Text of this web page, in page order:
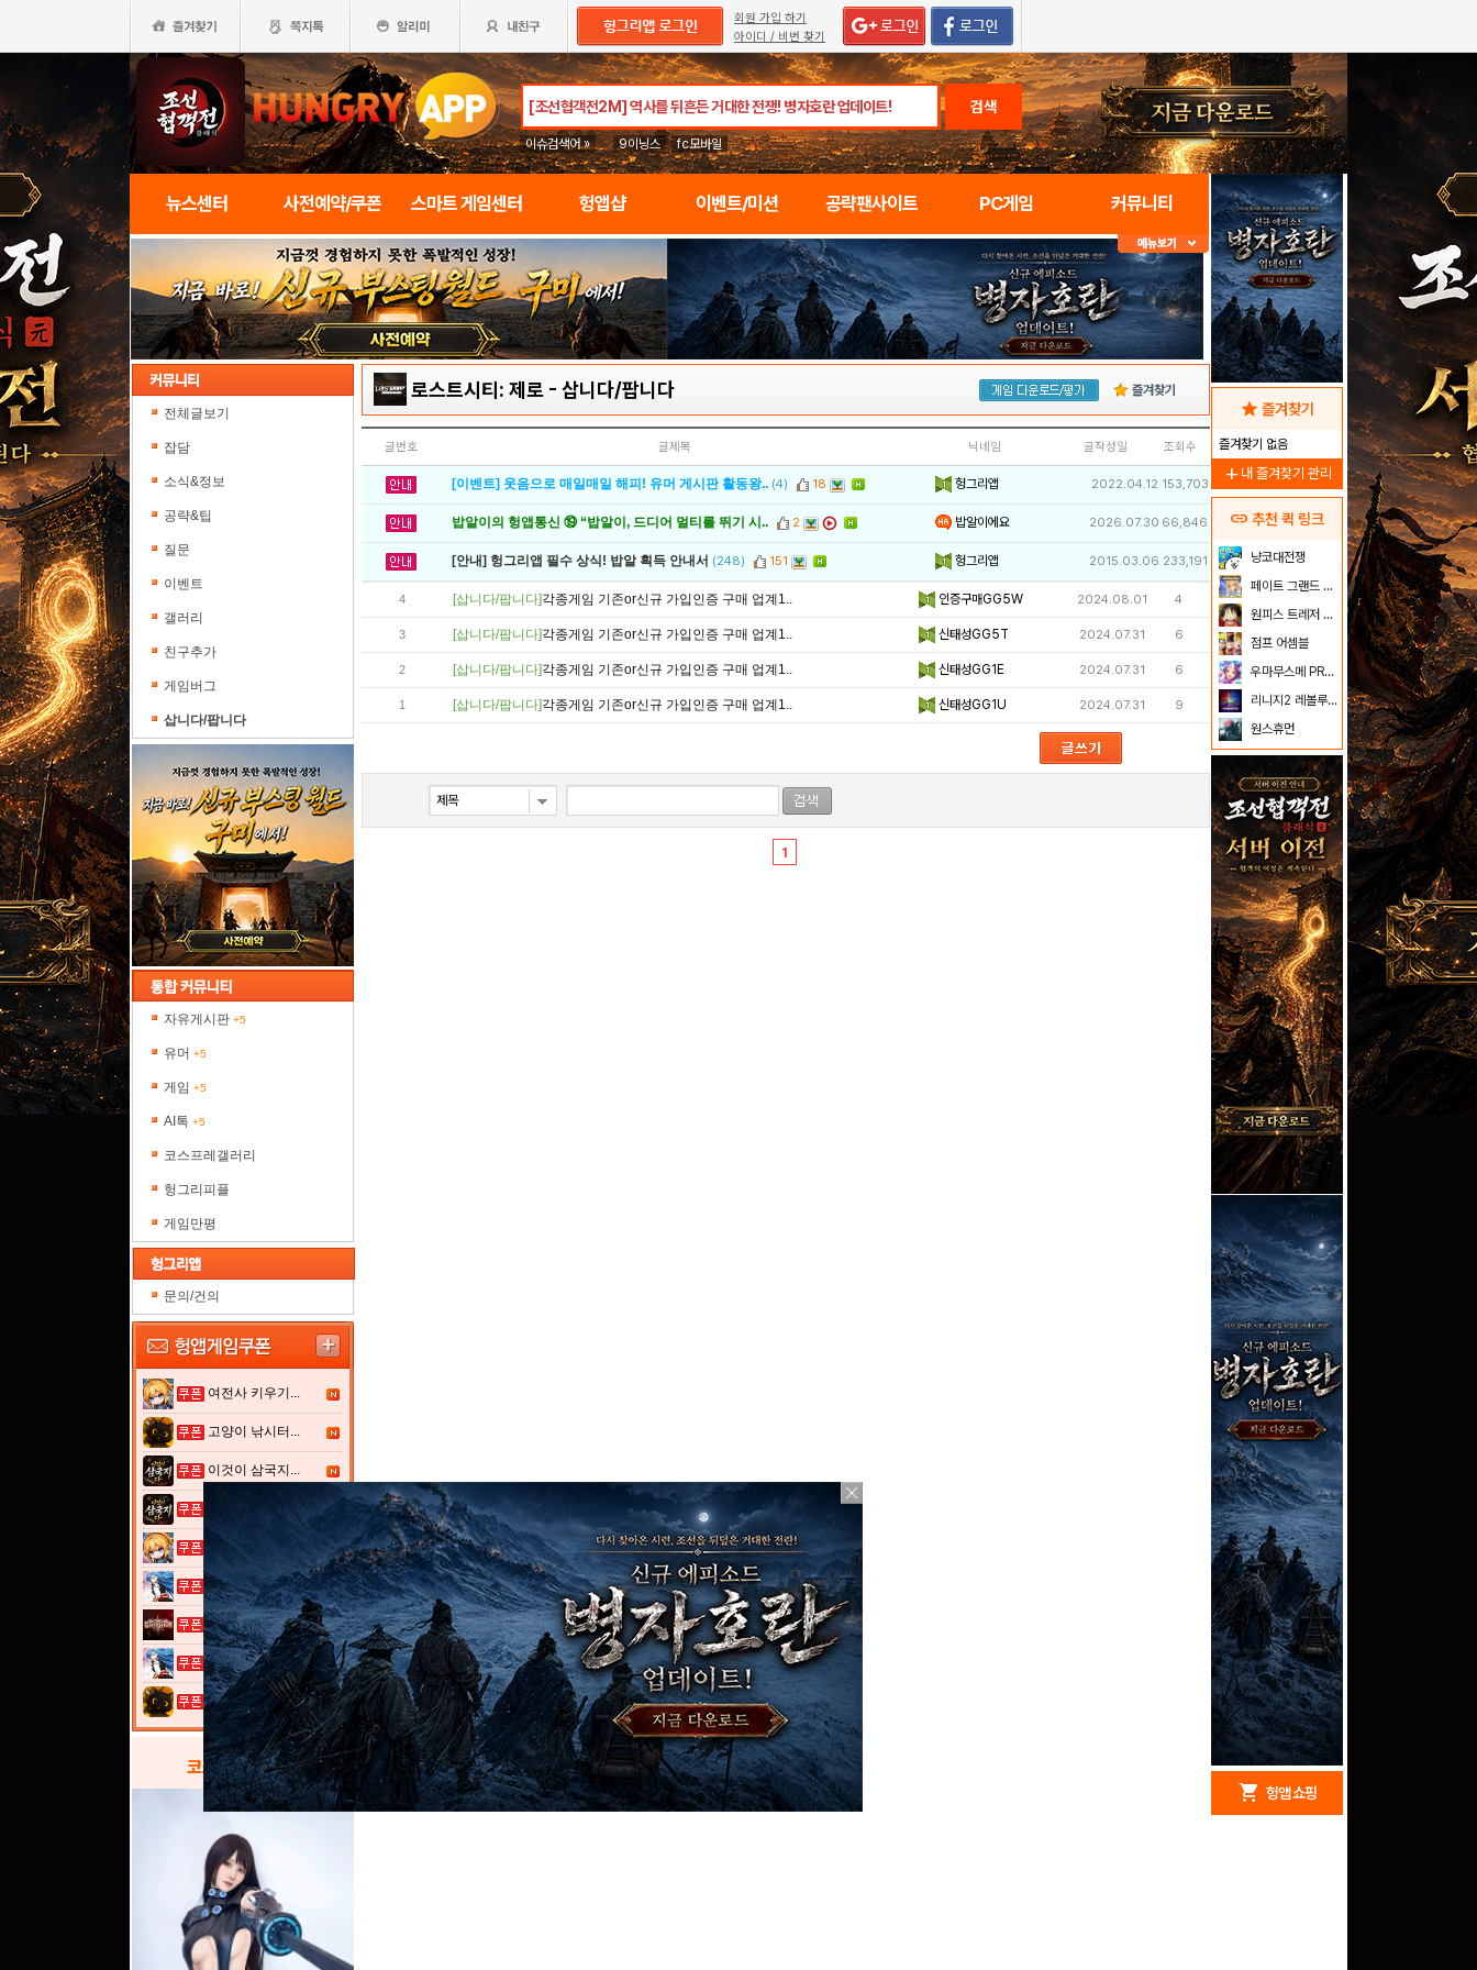
회원 가입 하기
아이디 / 비번 찾기
검색
이슈검색어 » 9이닝스 fc모바일
뉴스센터 사전예약/쿠폰 스마트 게임센터 헝앱샵 이벤트/미션 공략팬사이트 PC게임 커뮤니티
전체글보기
잡담
소식&정보
공략&팁
질문
이벤트
갤러리
친구추가
게임버그
삽니다/팝니다
자유게시판 +5
유머 +5
게임 +5
AI톡 +5
코스프레갤러리
헝그리피플
게임만평
문의/건의
여전사 키우기...
고양이 낚시터...
이것이 삼국지...
이것이 삼국지...
여전사 키우기...
열혈강호: 넥...
그레이 사가
열혈강호: 넥...
고양이 낚시터...
코스프레갤러리
로스트시티: 제로 - 삽니다/팝니다 즐겨찾기
글번호 글제목 닉네임 글작성일 조회수
[이벤트] 웃음으로 매일매일 해피! 유머 게시판 활동왕.. (4) 18 헝그리앱 2022.04.12 153,703
밥알이의 헝앱통신 ⑲ “밥알이, 드디어 멀티를 뛰기 시.. 2 밥알이에요 2026.07.30 66,846
[안내] 헝그리앱 필수 상식! 밥알 획득 안내서 (248) 151 헝그리앱 2015.03.06 233,191
4 [삽니다/팝니다]각종게임 기존or신규 가입인증 구매 업계1.. 인증구매GG5W 2024.08.01 4
3 [삽니다/팝니다]각종게임 기존or신규 가입인증 구매 업계1.. 신태성GG5T 2024.07.31 6
2 [삽니다/팝니다]각종게임 기존or신규 가입인증 구매 업계1.. 신태성GG1E 2024.07.31 6
1 [삽니다/팝니다]각종게임 기존or신규 가입인증 구매 업계1.. 신태성GG1U 2024.07.31 9
1
star 즐겨찾기
즐겨찾기 없음
add 내 즐겨찾기 관리
link 추천 퀵 링크
냥코대전쟁
페이트 그랜드 오더
원피스 트레저 크루즈
점프 어셈블
우마무스메 PRETTY DERBY
리니지2 레볼루션
원스휴먼
shopping_cart 헝앱 쇼핑